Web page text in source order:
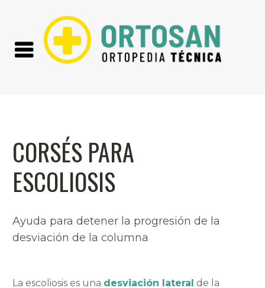
CORSÉS PARA
ESCOLIOSIS
Ayuda para detener la progresión de la
desviación de la columna
La escoliosis es una desviación lateral de la